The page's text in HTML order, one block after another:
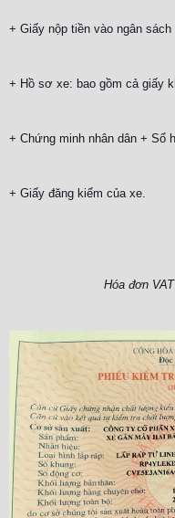
+ Giấy nộp tiền vào ngân
+ Hồ sơ xe: bao gồm cả giấy
+ Chứng minh nhân dân + Sổ
+ Giấy đăng kiểm của xe.
Hóa đơn